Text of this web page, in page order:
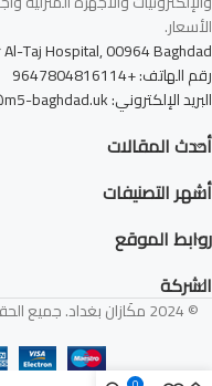
الأسعار.
Taj Hospital, 00964 Baghdad
رقم الهاتف: +9647804816114
البريد الإلكتروني: info@m5-baghdad.uk
أحدث المقالات
أشهر التصنيفات
روابط الموقع
الشركة
© 2024 مكَازان بغداد. جميع الحقوق محفوظة | تم تطويره بفخر شركة النقيب